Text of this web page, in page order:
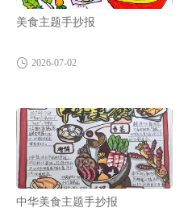
美食主题手抄报
2026-07-02
中华美食主题手抄报